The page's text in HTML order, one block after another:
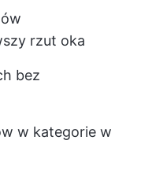
rzut oka
bez
w kategorie w